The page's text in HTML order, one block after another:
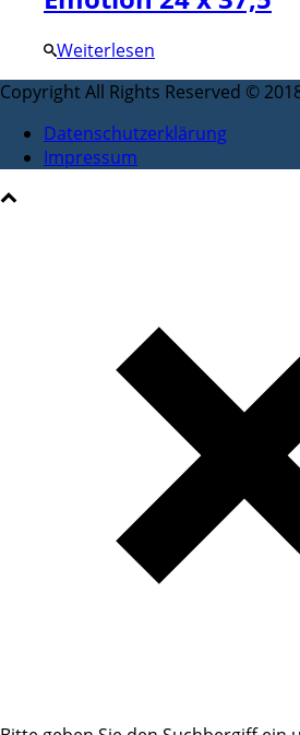
Weiterlesen
Copyright All Rights Reserved ©
Datenschutzerklärung
Impressum